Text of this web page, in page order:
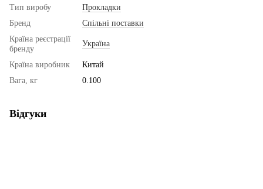
Тип виробу
Прокладки
Бренд
Спільні поставки
Країна реєстрації
бренду
Україна
Країна виробник
Китай
Вага, кг
0.100
Відгуки